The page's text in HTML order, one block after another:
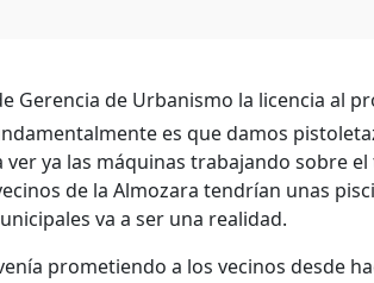
Gerencia de Urbanismo la licencia al
es que damos
ya las máquinas trabajando sobre
de la Almozara tendrían unas
va a ser una realidad.
prometiendo a los vecinos desde